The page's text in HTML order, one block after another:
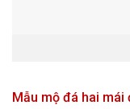
Mẫu mộ đá hai mái